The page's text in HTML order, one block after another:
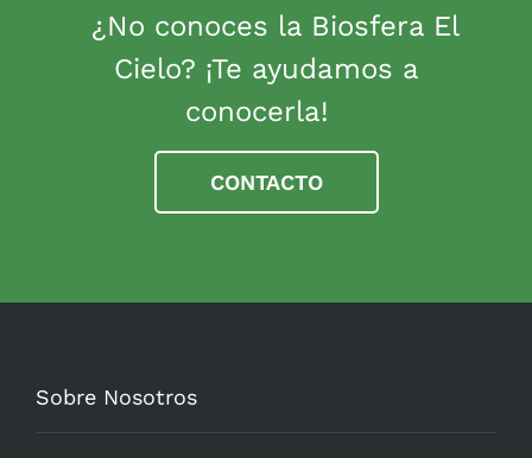
¿No conoces la Biosfera El
Cielo? ¡Te ayudamos a
conocerla!
CONTACTO
Sobre Nosotros